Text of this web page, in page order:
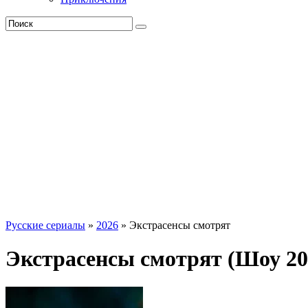
Русские сериалы » 2026 » Экстрасенсы смотрят
Экстрасенсы смотрят (Шоу